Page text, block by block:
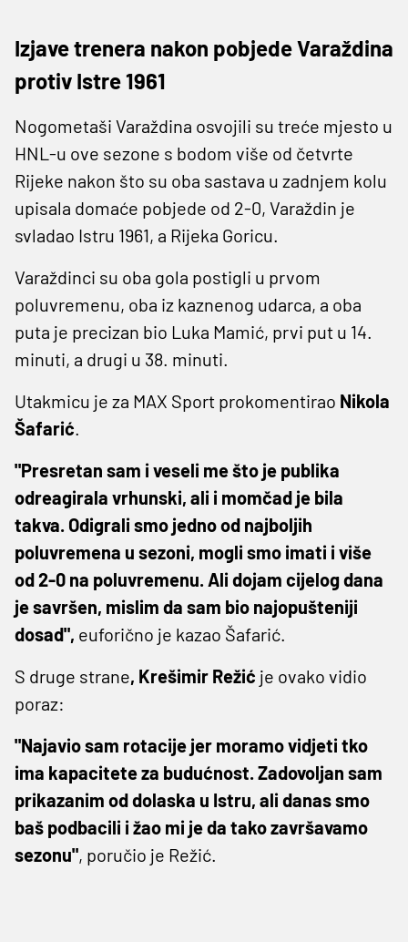
Izjave trenera nakon pobjede Varaždina
protiv Istre 1961
Nogometaši Varaždina osvojili su treće mjesto u
HNL-u ove sezone s bodom više od četvrte
Rijeke nakon što su oba sastava u zadnjem kolu
upisala domaće pobjede od 2-0, Varaždin je
svladao Istru 1961, a Rijeka Goricu.
Varaždinci su oba gola postigli u prvom
poluvremenu, oba iz kaznenog udarca, a oba
puta je precizan bio Luka Mamić, prvi put u 14.
minuti, a drugi u 38. minuti.
Utakmicu je za MAX Sport prokomentirao Nikola
Šafarić.
"Presretan sam i veseli me što je publika
odreagirala vrhunski, ali i momčad je bila
takva. Odigrali smo jedno od najboljih
poluvremena u sezoni, mogli smo imati i više
od 2-0 na poluvremenu. Ali dojam cijelog dana
je savršen, mislim da sam bio najopušteniji
dosad", euforično je kazao Šafarić.
S druge strane, Krešimir Režić je ovako vidio
poraz:
"Najavio sam rotacije jer moramo vidjeti tko
ima kapacitete za budućnost. Zadovoljan sam
prikazanim od dolaska u Istru, ali danas smo
baš podbacili i žao mi je da tako završavamo
sezonu", poručio je Režić.